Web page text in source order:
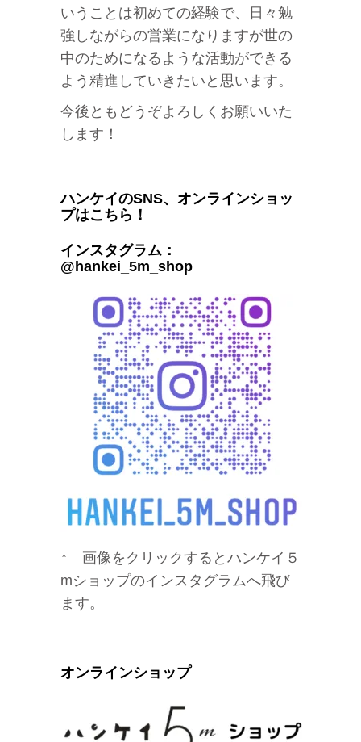
いうことは初めての経験で、日々勉
強しながらの営業になりますが世の
中のためになるような活動ができる
よう精進していきたいと思います。
今後ともどうぞよろしくお願いいた
します！
ハンケイのSNS、オンラインショッ
プはこちら！
インスタグラム：
@hankei_5m_shop
↑ 画像をクリックするとハンケイ５
mショップのインスタグラムへ飛び
ます。
オンラインショップ